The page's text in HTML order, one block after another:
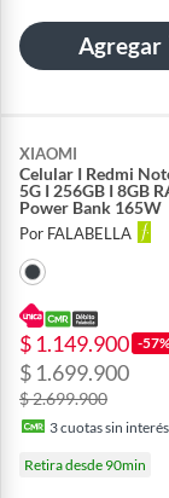
Agregar
XIAOMI
Celular I Redmi
5G I 256GB I 8GB
Power Bank 165W
Por FALABELLA
$ 1.149.900 -
$ 1.699.900
$ 2.699.900
3cuotas sin interés
Retira desde 90min